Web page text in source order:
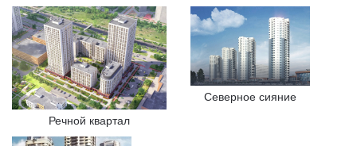
Речной квартал
Северное сияние